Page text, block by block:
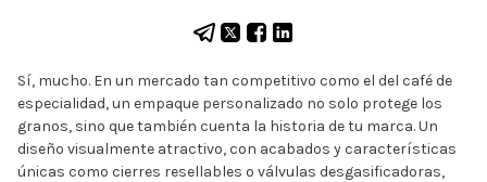
Sí, mucho. En un mercado tan competitivo como el del café de
especialidad, un empaque personalizado no solo protege los
granos, sino que también cuenta la historia de tu marca. Un
diseño visualmente atractivo, con acabados y características
únicas como cierres resellables o válvulas desgasificadoras,